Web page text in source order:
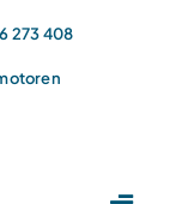
273 408